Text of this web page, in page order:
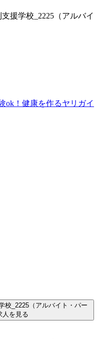
援学校_2225（アルバイ
ok！健康を作るヤリガイ
校_2225（アルバイト・パー
人を見る